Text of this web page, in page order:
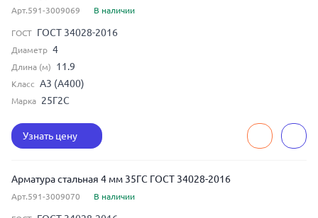
Арт.591-3009069 В наличии
ГОСТ ГОСТ 34028-2016
Диаметр 4
Длина (м) 11.9
Класс А3 (А400)
Марка 25Г2С
Узнать цену
Арматура стальная 4 мм 35ГС ГОСТ 34028-2016
Арт.591-3009070 В наличии